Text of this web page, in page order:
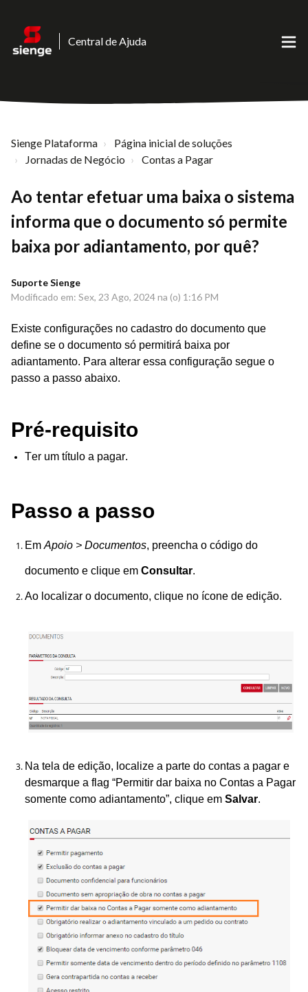
Central de Ajuda
Sienge Plataforma
Página inicial de soluções
Jornadas de Negócio
Contas a Pagar
Ao tentar efetuar uma baixa o sistema
informa que o documento só permite
baixa por adiantamento, por quê?
Suporte Sienge
Modificado em: Sex, 23 Ago, 2024 na (o) 1:16 PM
Existe configurações no cadastro do documento que
define se o documento só permitirá baixa por
adiantamento. Para alterar essa configuração segue o
passo a passo abaixo.
Pré-requisito
Ter um título a pagar.
Passo a passo
Em Apoio > Documentos, preencha o código do
documento e clique em Consultar.
Ao localizar o documento, clique no ícone de edição.
Na tela de edição, localize a parte do contas a pagar e
desmarque a flag “Permitir dar baixa no Contas a Pagar
somente como adiantamento”, clique em Salvar.